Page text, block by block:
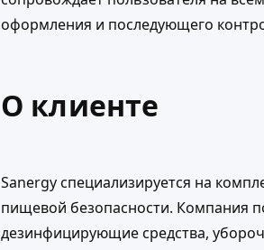
оформления и последующего
О клиенте
Sanergy специализируется на
пищевой безопасности. Компания
дезинфицирующие средства,